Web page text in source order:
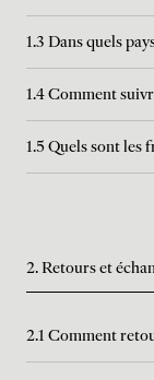
1.3 Dans quels
1.4 Comment
1.5 Quels sont les
2. Retours et
2.1 Comment